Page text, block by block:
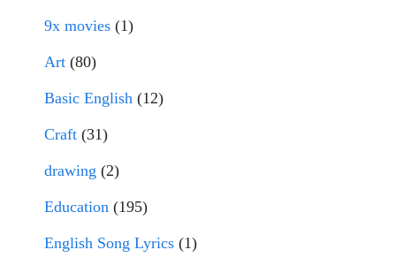
9x movies (1)
Art (80)
Basic English (12)
Craft (31)
drawing (2)
Education (195)
English Song Lyrics (1)